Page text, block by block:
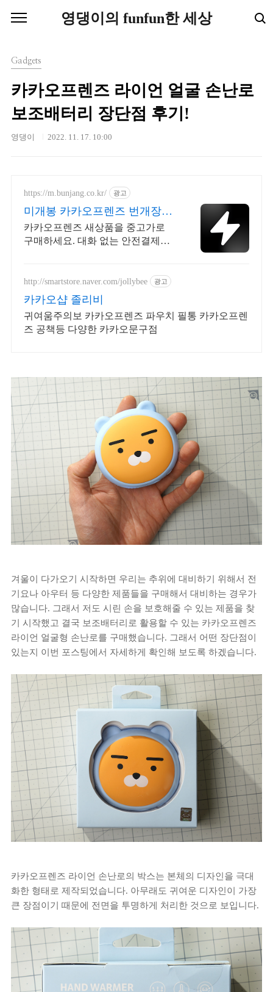
영댕이의 funfun한 세상
Gadgets
카카오프렌즈 라이언 얼굴 손난로
보조배터리 장단점 후기!
영댕이 2022. 11. 17. 10:00
https://m.bunjang.co.kr/ 광고
미개봉 카카오프렌즈 번개장터
국내 최대 브랜드 중고거래
카카오프렌즈 새상품을 중고가로
구매하세요. 대화 없는 안전결제로
의 신규 상품 업로드
http://smartstore.naver.com/jollybee 광고
카카오샵 졸리비
귀여움주의보 카카오프렌즈 파우치 필통 카카오프렌
즈 공책등 다양한 카카오문구점
겨울이 다가오기 시작하면 우리는 추위에 대비하기 위해서 전
기요나 아우터 등 다양한 제품들을 구매해서 대비하는 경우가
많습니다. 그래서 저도 시린 손을 보호해줄 수 있는 제품을 찾
기 시작했고 결국 보조배터리로 활용할 수 있는 카카오프렌즈
라이언 얼굴형 손난로를 구매했습니다. 그래서 어떤 장단점이
있는지 이번 포스팅에서 자세하게 확인해 보도록 하겠습니다.
카카오프렌즈 라이언 손난로의 박스는 본체의 디자인을 극대
화한 형태로 제작되었습니다. 아무래도 귀여운 디자인이 가장
큰 장점이기 때문에 전면을 투명하게 처리한 것으로 보입니다.